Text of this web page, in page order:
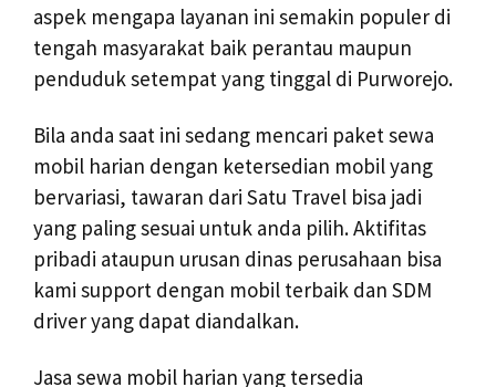
aspek mengapa layanan ini semakin populer di
tengah masyarakat baik perantau maupun
penduduk setempat yang tinggal di Purworejo.
Bila anda saat ini sedang mencari paket sewa
mobil harian dengan ketersedian mobil yang
bervariasi, tawaran dari Satu Travel bisa jadi
yang paling sesuai untuk anda pilih. Aktifitas
pribadi ataupun urusan dinas perusahaan bisa
kami support dengan mobil terbaik dan SDM
driver yang dapat diandalkan.
Jasa sewa mobil harian yang tersedia